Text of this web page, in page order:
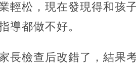
輕松，現在發現得和孩
導都做不好。
長檢查后改錯了，結果考